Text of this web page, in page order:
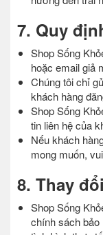
7. Quy
Shop Sống
hoặc email giả
Chúng tôi chỉ
khách hàng
Shop Sống
tin liên hệ của
Nếu khách
mong muốn,
8. Thay
Shop Sống
chính sách bảo